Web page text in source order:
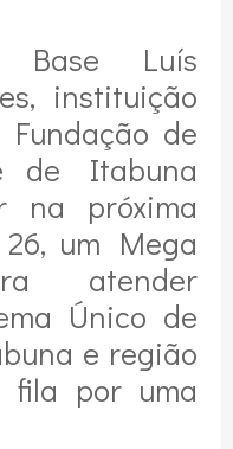
Luís
instituição
de
de Itabuna
na próxima
um Mega
atender
Único de
e região
fila por uma